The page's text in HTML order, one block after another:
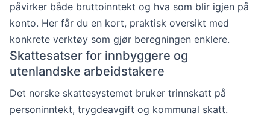
påvirker både bruttoinntekt og hva som blir igjen på
konto. Her får du en kort, praktisk oversikt med
konkrete verktøy som gjør beregningen enklere.
Skattesatser for innbyggere og
utenlandske arbeidstakere
Det norske skattesystemet bruker trinnskatt på
personinntekt, trygdeavgift og kommunal skatt.